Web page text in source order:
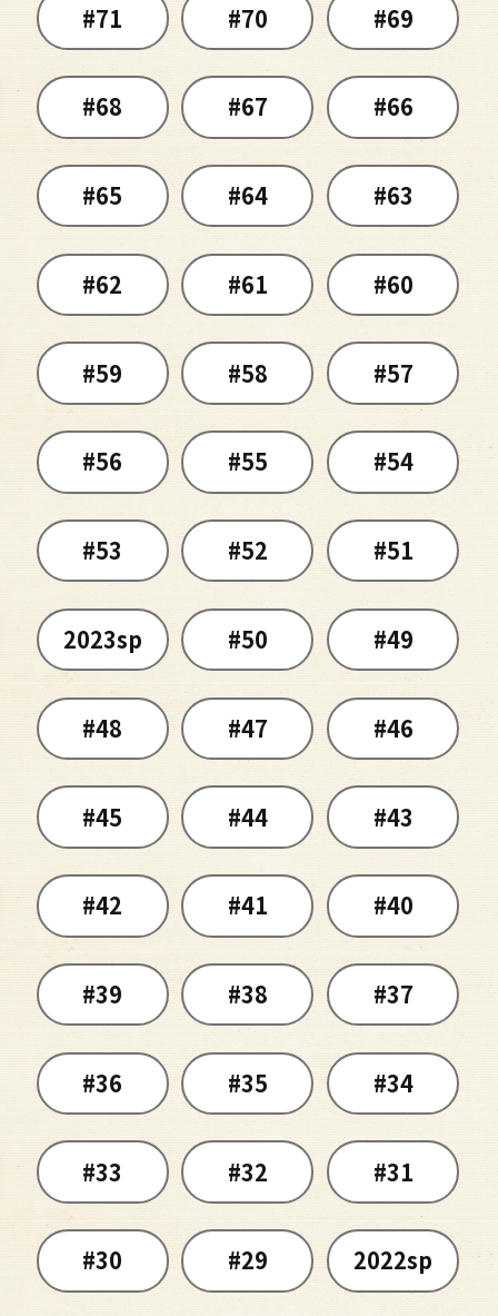
#71 #70 #69
#68 #67 #66
#65 #64 #63
#62 #61 #60
#59 #58 #57
#56 #55 #54
#53 #52 #51
2023sp #50 #49
#48 #47 #46
#45 #44 #43
#42 #41 #40
#39 #38 #37
#36 #35 #34
#33 #32 #31
#30 #29 2022sp